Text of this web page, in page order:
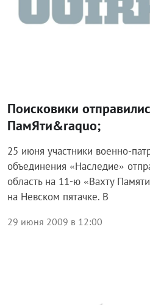
Поисковики
ПамЯти&raquo;
25 июня участники военно-
объединения «Наследие»
область на 11-ю «Вахту
на Невском пятачке. В
29 июня 2009 в 12:00